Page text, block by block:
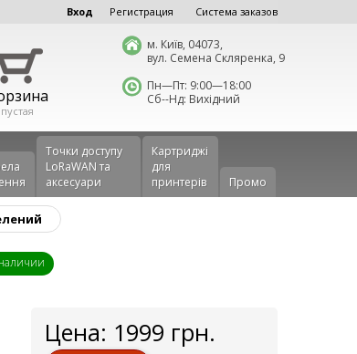
Вход Регистрация Система заказов
пустая
м. Київ, 04073,
вул. Семена Скляренка, 9
Пн—Пт: 9:00—18:00
Сб--Нд: Вихідний
Точки доступу
LoRaWAN та
аксесуари
Картриджі
для
принтерів
Промо
Цена: 1999 грн.